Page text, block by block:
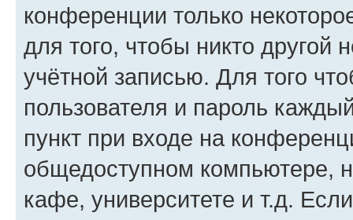
конференции только
для того, чтобы никто другой
учётной записью. Для того
пользователя и пароль
пункт при входе на
общедоступном компьютере,
кафе, университете и т.д.